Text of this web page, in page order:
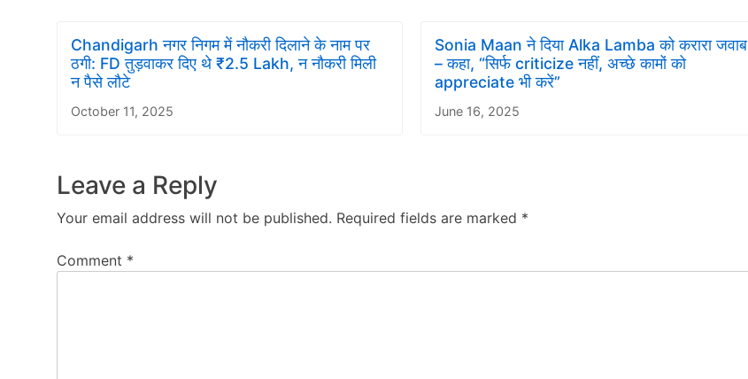
Chandigarh नगर निगम में नौकरी दिलाने के नाम पर
ठगी: FD तुड़वाकर दिए थे ₹2.5 Lakh, न नौकरी मिली
न पैसे लौटे
October 11, 2025
Sonia Maan ने दिया Alka Lamba को करारा जवाब
– कहा, “सिर्फ criticize नहीं, अच्छे कामों को
appreciate भी करें”
June 16, 2025
Leave a Reply
Your email address will not be published. Required fields are marked *
Comment *